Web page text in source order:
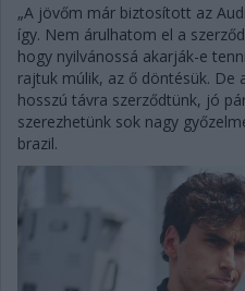
„A jövőm már biztosított az
így. Nem árulhatom el a
hogy nyilvánossá akarják-e
rajtuk múlik, az ő döntésük. De
hosszú távra szerződtünk, jó
szerezhetünk sok nagy
brazil.